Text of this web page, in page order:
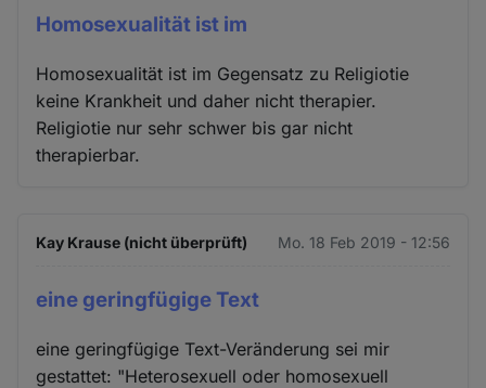
Homosexualität ist im
Homosexualität ist im Gegensatz zu Religiotie
keine Krankheit und daher nicht therapier.
Religiotie nur sehr schwer bis gar nicht
therapierbar.
Kay Krause (nicht überprüft) Mo. 18 Feb 2019 - 12:56
eine geringfügige Text
eine geringfügige Text-Veränderung sei mir
gestattet: "Heterosexuell oder homosexuell